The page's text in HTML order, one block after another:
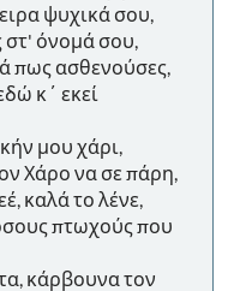
ψυχικά σου,
όνομά σου,
πως ασθενούσες,
κ΄ εκεί
μου χάρι,
Χάρο να σε πάρη,
καλά το λένε,
πτωχούς που
κάρβουνα τον